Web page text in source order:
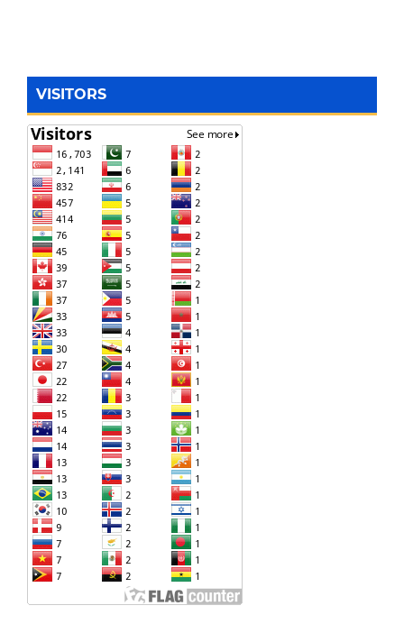
VISITORS